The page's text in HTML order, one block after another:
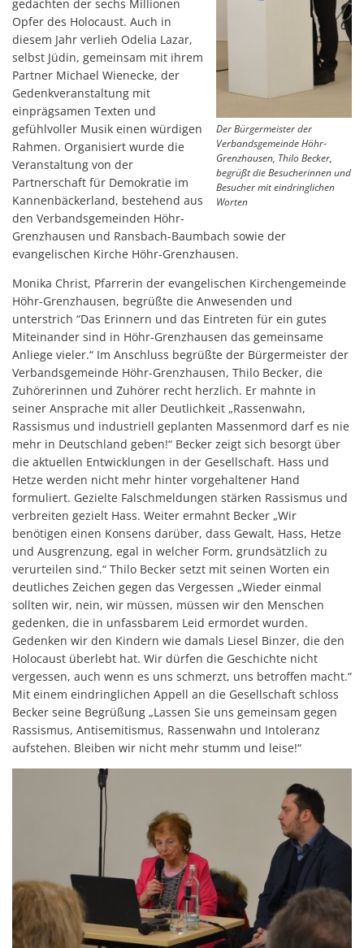
Der Bürgermeister der
Verbandsgemeinde Höhr-
Grenzhausen, Thilo Becker,
begrüßt die Besucherinnen und
Besucher mit eindringlichen
Worten
gedachten der sechs Millionen
Opfer des Holocaust. Auch in
diesem Jahr verlieh Odelia Lazar,
selbst Jüdin, gemeinsam mit ihrem
Partner Michael Wienecke, der
Gedenkveranstaltung mit
einprägsamen Texten und
gefühlvoller Musik einen würdigen
Rahmen. Organisiert wurde die
Veranstaltung von der
Partnerschaft für Demokratie im
Kannenbäckerland, bestehend aus
den Verbandsgemeinden Höhr-
Grenzhausen und Ransbach-Baumbach sowie der
evangelischen Kirche Höhr-Grenzhausen.
Monika Christ, Pfarrerin der evangelischen Kirchengemeinde
Höhr-Grenzhausen, begrüßte die Anwesenden und
unterstrich “Das Erinnern und das Eintreten für ein gutes
Miteinander sind in Höhr-Grenzhausen das gemeinsame
Anliege vieler.“ Im Anschluss begrüßte der Bürgermeister der
Verbandsgemeinde Höhr-Grenzhausen, Thilo Becker, die
Zuhörerinnen und Zuhörer recht herzlich. Er mahnte in
seiner Ansprache mit aller Deutlichkeit „Rassenwahn,
Rassismus und industriell geplanten Massenmord darf es nie
mehr in Deutschland geben!“ Becker zeigt sich besorgt über
die aktuellen Entwicklungen in der Gesellschaft. Hass und
Hetze werden nicht mehr hinter vorgehaltener Hand
formuliert. Gezielte Falschmeldungen stärken Rassismus und
verbreiten gezielt Hass. Weiter ermahnt Becker „Wir
benötigen einen Konsens darüber, dass Gewalt, Hass, Hetze
und Ausgrenzung, egal in welcher Form, grundsätzlich zu
verurteilen sind.“ Thilo Becker setzt mit seinen Worten ein
deutliches Zeichen gegen das Vergessen „Wieder einmal
sollten wir, nein, wir müssen, müssen wir den Menschen
gedenken, die in unfassbarem Leid ermordet wurden.
Gedenken wir den Kindern wie damals Liesel Binzer, die den
Holocaust überlebt hat. Wir dürfen die Geschichte nicht
vergessen, auch wenn es uns schmerzt, uns betroffen macht.“
Mit einem eindringlichen Appell an die Gesellschaft schloss
Becker seine Begrüßung „Lassen Sie uns gemeinsam gegen
Rassismus, Antisemitismus, Rassenwahn und Intoleranz
aufstehen. Bleiben wir nicht mehr stumm und leise!“